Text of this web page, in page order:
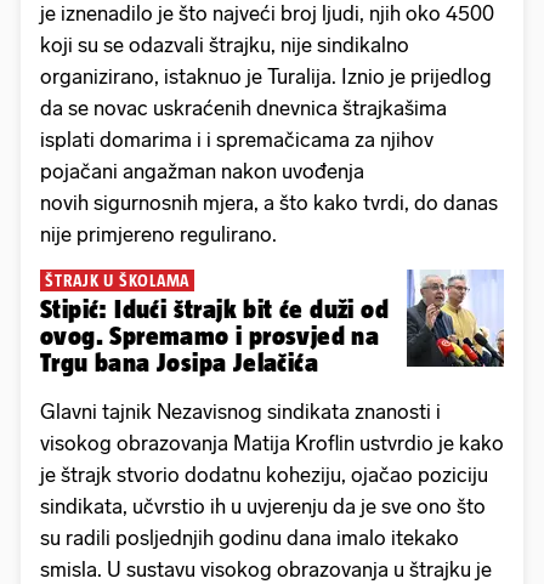
je iznenadilo je što najveći broj ljudi, njih oko 4500
koji su se odazvali štrajku, nije sindikalno
organizirano, istaknuo je Turalija. Iznio je prijedlog
da se novac uskraćenih dnevnica štrajkašima
isplati domarima i i spremačicama za njihov
pojačani angažman nakon uvođenja
novih sigurnosnih mjera, a što kako tvrdi, do danas
nije primjereno regulirano.
ŠTRAJK U ŠKOLAMA
Stipić: Idući štrajk bit će duži od
ovog. Spremamo i prosvjed na
Trgu bana Josipa Jelačića
Glavni tajnik Nezavisnog sindikata znanosti i
visokog obrazovanja Matija Kroflin ustvrdio je kako
je štrajk stvorio dodatnu koheziju, ojačao poziciju
sindikata, učvrstio ih u uvjerenju da je sve ono što
su radili posljednjih godinu dana imalo itekako
smisla. U sustavu visokog obrazovanja u štrajku je